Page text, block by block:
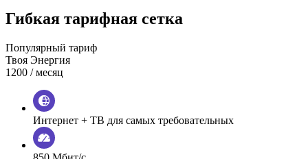
Гибкая тарифная сетка
Популярный тариф
Твоя Энергия
1200 / месяц
Интернет + ТВ для самых требовательных